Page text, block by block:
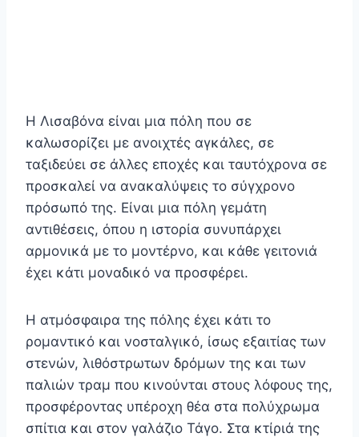
Η Λισαβόνα είναι μια πόλη που σε
καλωσορίζει με ανοιχτές αγκάλες, σε
ταξιδεύει σε άλλες εποχές και ταυτόχρονα σε
προσκαλεί να ανακαλύψεις το σύγχρονο
πρόσωπό της. Είναι μια πόλη γεμάτη
αντιθέσεις, όπου η ιστορία συνυπάρχει
αρμονικά με το μοντέρνο, και κάθε γειτονιά
έχει κάτι μοναδικό να προσφέρει.
Η ατμόσφαιρα της πόλης έχει κάτι το
ρομαντικό και νοσταλγικό, ίσως εξαιτίας των
στενών, λιθόστρωτων δρόμων της και των
παλιών τραμ που κινούνται στους λόφους της,
προσφέροντας υπέροχη θέα στα πολύχρωμα
σπίτια και στον γαλάζιο Τάγο. Στα κτίριά της